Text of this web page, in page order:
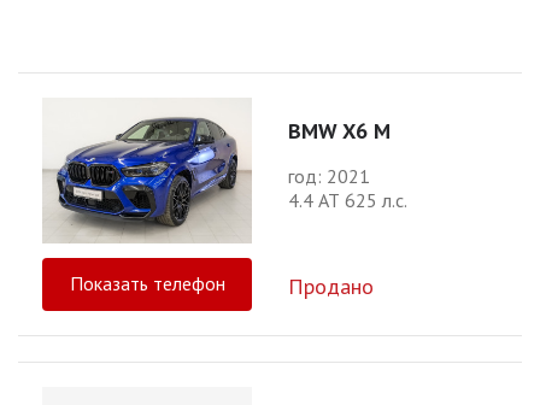
BMW X6 M
год: 2021
4.4 АТ 625 л.с.
Показать телефон Продано